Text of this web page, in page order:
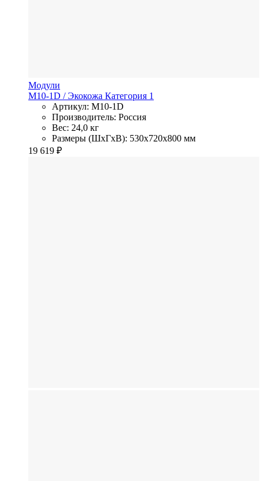
Модули
M10-1D / Экокожа Категория 1
Артикул: M10-1D
Производитель: Россия
Вес: 24,0 кг
Размеры (ШхГхВ): 530x720x800 мм
19 619 ₽